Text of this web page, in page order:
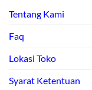
Tentang Kami
Faq
Lokasi Toko
Syarat Ketentuan